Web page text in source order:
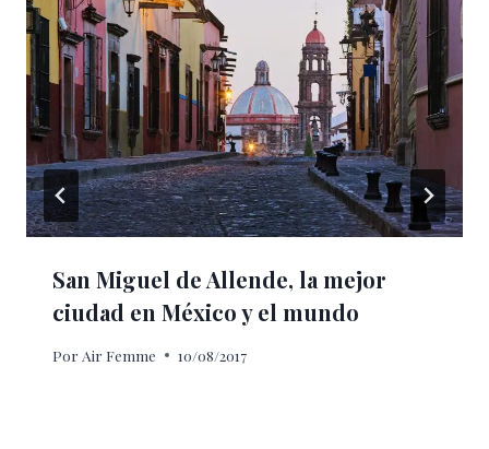
San Miguel de Allende, la mejor
ciudad en México y el mundo
Por Air Femme 10/08/2017